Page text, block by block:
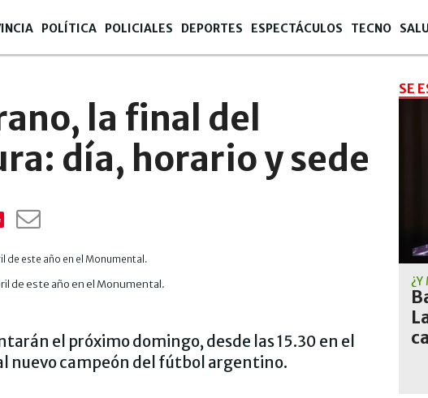
POLÍTICA POLICIALES DEPORTES ESPECTÁCULOS TECNO
la final del
día, horario y sede
de este año en el Monumental.
el próximo domingo, desde las 15.30 en el
nuevo campeón del fútbol argentino.
SE
¿Y